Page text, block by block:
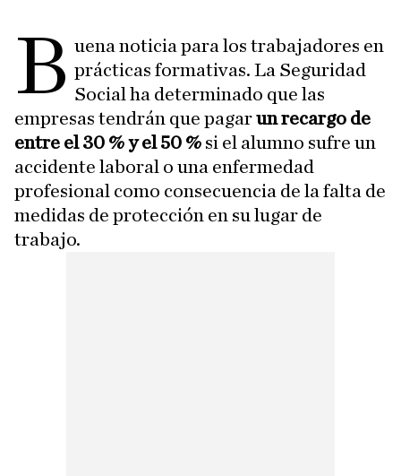
B uena noticia para los trabajadores en
prácticas formativas. La Seguridad
Social ha determinado que las
empresas tendrán que pagarun recargo de
entre el 30 % y el 50 % si el alumno sufre un
accidente laboral o una enfermedad
profesional como consecuencia de la falta de
medidas de protección en su lugar de
trabajo.